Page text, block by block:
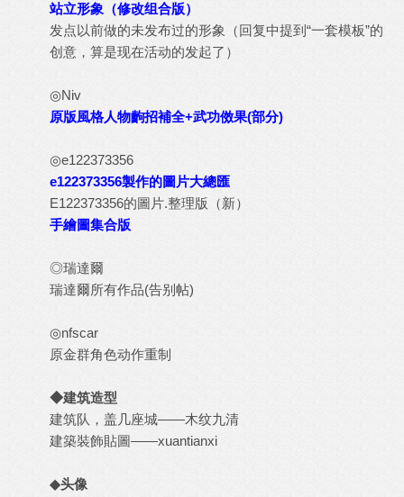
站立形象（修改组合版）
发点以前做的未发布过的形象
（回复中提到“一套模板”的
创意，算是现在活动的发起了）
◎Niv
原版風格人物齣招補全+武功傚果(部分)
◎e122373356
e122373356製作的圖片大總匯
E122373356的圖片.整理版（新）
手繪圖集合版
◎瑞達爾
瑞達爾所有作品(告别帖)
◎nfscar
原金群角色动作重制
◆建筑造型
建筑队，盖几座城——木纹九清
建築裝飾貼圖——xuantianxi
◆头像